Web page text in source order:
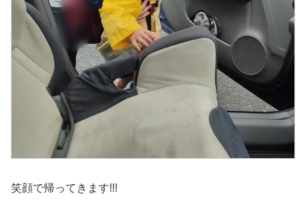
笑顔で帰ってきます!!!